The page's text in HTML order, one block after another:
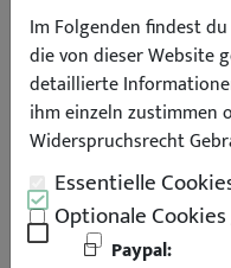
Dies stellt eine Auflistung
dar. Wenn Sie im
bekommen Sie
Versandkosten angezeigt.
Alle Preise verstehen sich
n.v = nicht verfügbar
Im Folgenden findest
die von dieser Website
detaillierte
ihm einzeln zustimmen
Widerspruchsrecht
Essentielle
Optionale
Paypal: